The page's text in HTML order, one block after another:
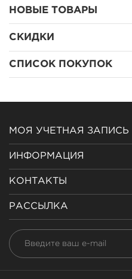
НОВЫЕ ТОВАРЫ
СКИДКИ
СПИСОК ПОКУПОК
МОЯ УЧЕТНАЯ ЗАПИСЬ
ИНФОРМАЦИЯ
КОНТАКТЫ
РАССЫЛКА